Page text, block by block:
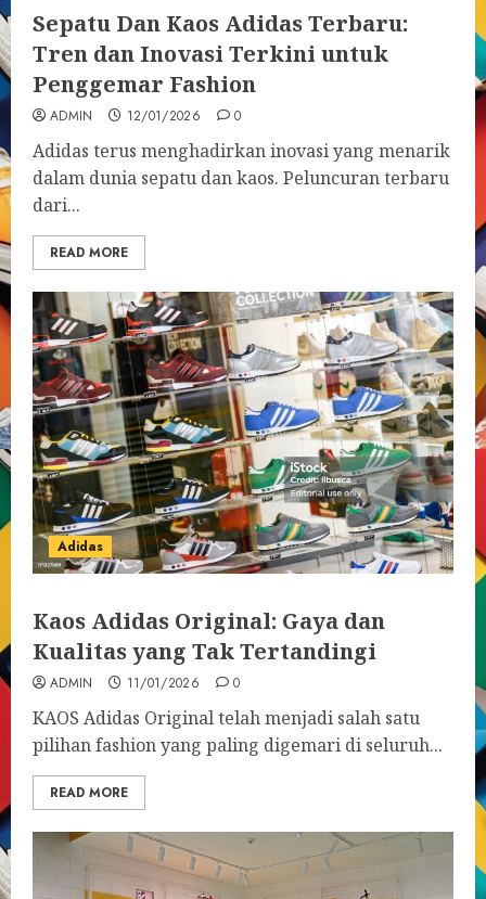
Sepatu Dan Kaos Adidas Terbaru:
Tren dan Inovasi Terkini untuk
Penggemar Fashion
ADMIN 12/01/2026 0
Adidas terus menghadirkan inovasi yang menarik
dalam dunia sepatu dan kaos. Peluncuran terbaru
dari...
READ MORE
Adidas
Kaos Adidas Original: Gaya dan
Kualitas yang Tak Tertandingi
ADMIN 11/01/2026 0
KAOS Adidas Original telah menjadi salah satu
pilihan fashion yang paling digemari di seluruh...
READ MORE